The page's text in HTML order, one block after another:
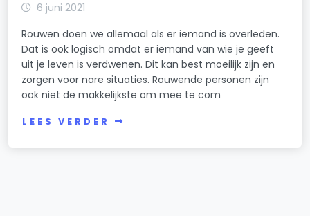
6 juni 2021
Rouwen doen we allemaal als er iemand is overleden.
Dat is ook logisch omdat er iemand van wie je geeft
uit je leven is verdwenen. Dit kan best moeilijk zijn en
zorgen voor nare situaties. Rouwende personen zijn
ook niet de makkelijkste om mee te com
LEES VERDER